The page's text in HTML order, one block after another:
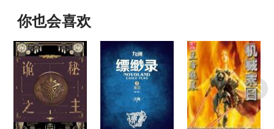
第十四章 三十三年，天命在我
第十六章 前途未卜，莲花情缘
第十七章 你我毕竟师徒一场
第十八章 无天世尊，嫌疑人观音
第十九章 出家人不打诳语
你也会喜欢